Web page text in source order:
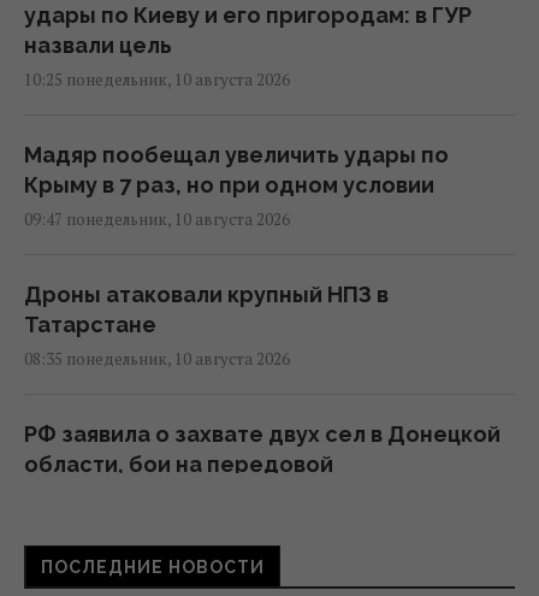
удары по Киеву и его пригородам: в ГУР
назвали цель
10:25 понедельник, 10 августа 2026
Мадяр пообещал увеличить удары по
Крыму в 7 раз, но при одном условии
09:47 понедельник, 10 августа 2026
Дроны атаковали крупный НПЗ в
Татарстане
08:35 понедельник, 10 августа 2026
РФ заявила о захвате двух сел в Донецкой
области, бои на передовой
ПОСЛЕДНИЕ НОВОСТИ